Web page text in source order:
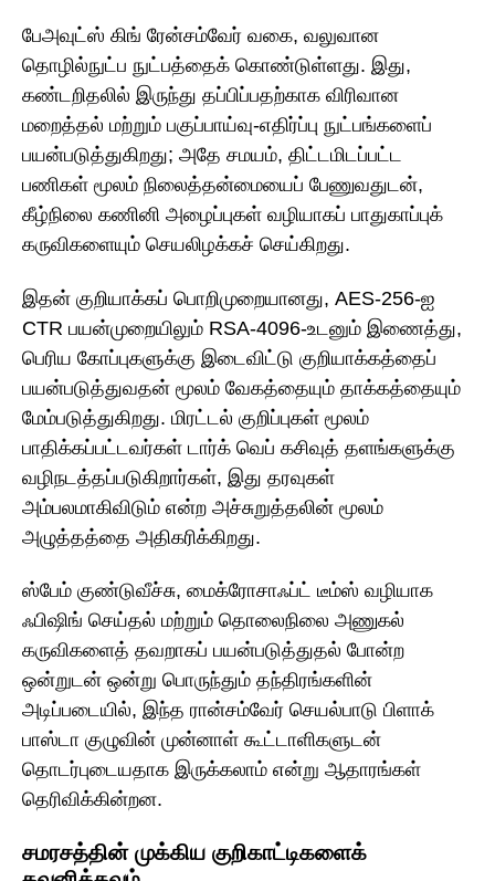
பேஅவுட்ஸ் கிங் ரேன்சம்வேர் வகை, வலுவான
தொழில்நுட்ப நுட்பத்தைக் கொண்டுள்ளது. இது,
கண்டறிதலில் இருந்து தப்பிப்பதற்காக விரிவான
மறைத்தல் மற்றும் பகுப்பாய்வு-எதிர்ப்பு நுட்பங்களைப்
பயன்படுத்துகிறது; அதே சமயம், திட்டமிடப்பட்ட
பணிகள் மூலம் நிலைத்தன்மையைப் பேணுவதுடன்,
கீழ்நிலை கணினி அழைப்புகள் வழியாகப் பாதுகாப்புக்
கருவிகளையும் செயலிழக்கச் செய்கிறது.
இதன் குறியாக்கப் பொறிமுறையானது, AES-256-ஐ
CTR பயன்முறையிலும் RSA-4096-உடனும் இணைத்து,
பெரிய கோப்புகளுக்கு இடைவிட்டு குறியாக்கத்தைப்
பயன்படுத்துவதன் மூலம் வேகத்தையும் தாக்கத்தையும்
மேம்படுத்துகிறது. மிரட்டல் குறிப்புகள் மூலம்
பாதிக்கப்பட்டவர்கள் டார்க் வெப் கசிவுத் தளங்களுக்கு
வழிநடத்தப்படுகிறார்கள், இது தரவுகள்
அம்பலமாகிவிடும் என்ற அச்சுறுத்தலின் மூலம்
அழுத்தத்தை அதிகரிக்கிறது.
ஸ்பேம் குண்டுவீச்சு, மைக்ரோசாஃப்ட் டீம்ஸ் வழியாக
ஃபிஷிங் செய்தல் மற்றும் தொலைநிலை அணுகல்
கருவிகளைத் தவறாகப் பயன்படுத்துதல் போன்ற
ஒன்றுடன் ஒன்று பொருந்தும் தந்திரங்களின்
அடிப்படையில், இந்த ரான்சம்வேர் செயல்பாடு பிளாக்
பாஸ்டா குழுவின் முன்னாள் கூட்டாளிகளுடன்
தொடர்புடையதாக இருக்கலாம் என்று ஆதாரங்கள்
தெரிவிக்கின்றன.
சமரசத்தின் முக்கிய குறிகாட்டிகளைக்